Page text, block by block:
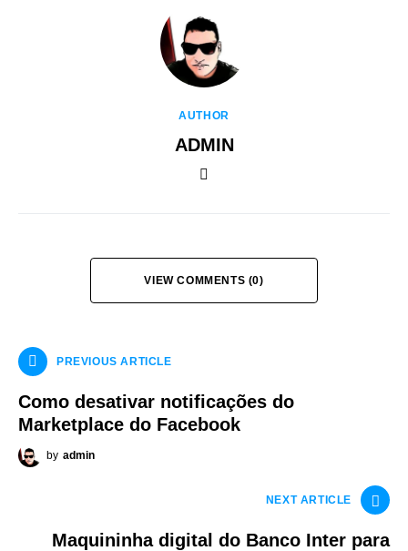
AUTHOR
ADMIN
VIEW COMMENTS (0)
PREVIOUS ARTICLE
Como desativar notificações do
Marketplace do Facebook
by admin
NEXT ARTICLE
Maquininha digital do Banco Inter para